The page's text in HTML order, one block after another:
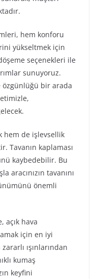
hem konforu
yükseltmek için
seçenekleri ile
sunuyoruz.
özgünlüğü bir arada
hem de işlevsellik
Tavanın kaplaması
kaybedebilir. Bu
aracınızın tavanını
önemli
açık hava
için en iyi
ışınlarından
kumaş
keyfini